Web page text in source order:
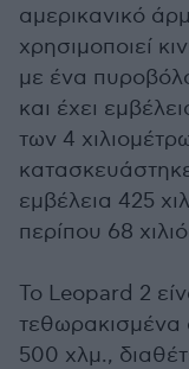
αμερικανικό
χρησιμοποιεί
με ένα
και έχει
των 4
εμβέλεια 425
περίπου 68
Το Leopard 2
τεθωρακισμένα
500 χλμ.,